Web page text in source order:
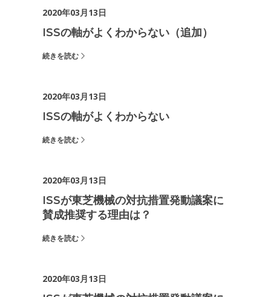
2020年03月13日
ISSの軸がよくわからない（追加）
続きを読む
2020年03月13日
ISSの軸がよくわからない
続きを読む
2020年03月13日
ISSが東芝機械の対抗措置発動議案に
賛成推奨する理由は？
続きを読む
2020年03月13日